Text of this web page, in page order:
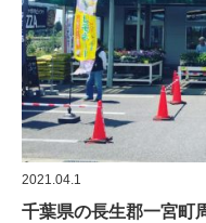
2021.04.1
千葉県の長生郡一宮町